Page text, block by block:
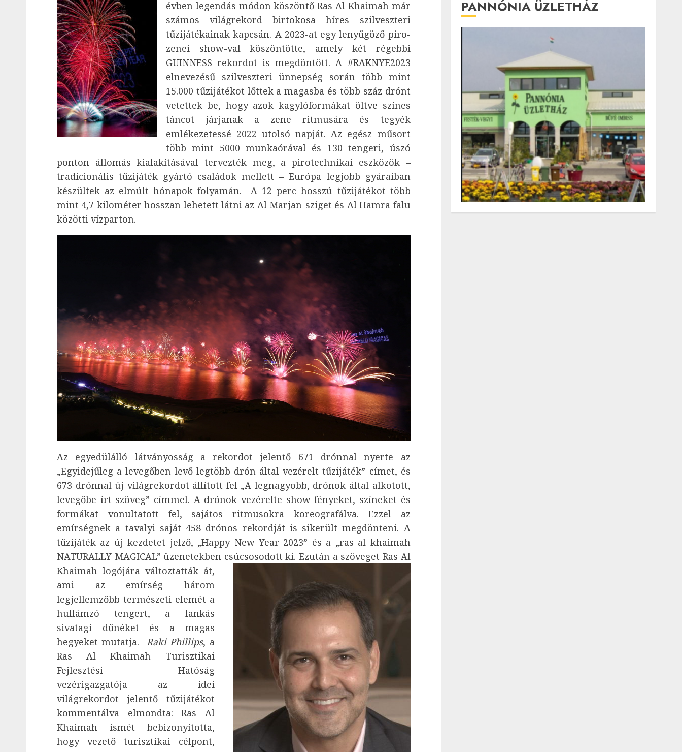
évben legendás módon köszöntő Ras Al Khaimah már
számos világrekord birtokosa híres szilveszteri
tűzijátékainak kapcsán. A 2023-at egy lenyűgöző piro-
zenei show-val köszöntötte, amely két régebbi
GUINNESS rekordot is megdöntött. A #RAKNYE2023
elnevezésű szilveszteri ünnepség során több mint
15.000 tűzijátékot lőttek a magasba és több száz drónt
vetettek be, hogy azok kagylóformákat öltve színes
táncot járjanak a zene ritmusára és tegyék
emlékezetessé 2022 utolsó napját. Az egész műsort
több mint 5000 munkaórával és 130 tengeri, úszó
ponton állomás kialakításával tervezték meg, a pirotechnikai eszközök –
tradicionális tűzijáték gyártó családok mellett – Európa legjobb gyáraiban
készültek az elmúlt hónapok folyamán. A 12 perc hosszú tűzijátékot több
mint 4,7 kilométer hosszan lehetett látni az Al Marjan-sziget és Al Hamra falu
közötti vízparton.
Az egyedülálló látványosság a rekordot jelentő 671 drónnal nyerte az
„Egyidejűleg a levegőben levő legtöbb drón által vezérelt tűzijáték” címet, és
673 drónnal új világrekordot állított fel „A legnagyobb, drónok által alkotott,
levegőbe írt szöveg” címmel. A drónok vezérelte show fényeket, színeket és
formákat vonultatott fel, sajátos ritmusokra koreografálva. Ezzel az
emírségnek a tavalyi saját 458 drónos rekordját is sikerült megdönteni. A
tűzijáték az új kezdetet jelző, „Happy New Year 2023” és a „ras al khaimah
NATURALLY MAGICAL” üzenetekben csúcsosodott ki.Ezután a szöveget Ras Al
Khaimah logójára változtatták át,
ami az emírség három
legjellemzőbb természeti elemét a
hullámzó tengert, a lankás
sivatagi dűnéket és a magas
hegyeket mutatja. Raki Phillips, a
Ras Al Khaimah Turisztikai
Fejlesztési Hatóság
vezérigazgatója az idei
világrekordot jelentő tűzijátékot
kommentálva elmondta: Ras Al
Khaimah ismét bebizonyította,
hogy vezető turisztikai célpont,
PANNÓNIA ÜZLETHÁZ